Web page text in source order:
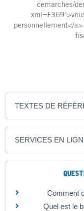
demarches/
personnellement</
TEXTES DE
SERVICES EN
Comment
Quel est le